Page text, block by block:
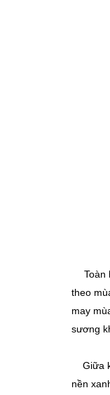
Toàn
theo
may
sương
Giữa
nền